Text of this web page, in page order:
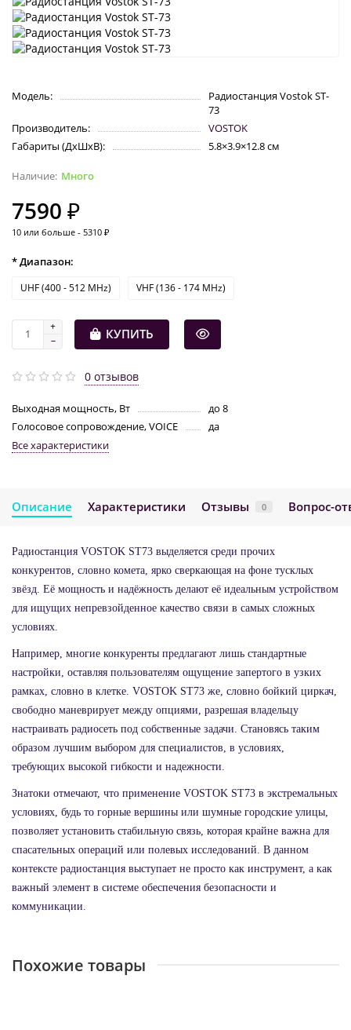
Модель:
Радиостанция Vostok ST-
73
Производитель:
VOSTOK
Габариты (ДхШхВ):
5.8×3.9×12.8 см
Много
7590 ₽
10 или больше - 5310 ₽
* Диапазон:
UHF (400 - 512 MHz) VHF (136 - 174 MHz)
КУПИТЬ
0 отзывов
Выходная мощность, Вт
до 8
Голосовое сопровождение, VOICE
да
Все характеристики
Описание Характеристики Отзывы 0 Вопрос-
Радиостанция VOSTOK ST73 выделяется среди прочих
конкурентов, словно комета, ярко сверкающая на фоне тусклых
звёзд. Её мощность и надёжность делают её идеальным устройством
для ищущих непревзойденное качество связи в самых сложных
условиях.
Например, многие конкуренты предлагают лишь стандартные
настройки, оставляя пользователям ощущение запертого в узких
рамках, словно в клетке. VOSTOK ST73 же, словно бойкий циркач,
свободно маневрирует между опциями, разрешая владельцу
настраивать радиосеть под собственные задачи. Становясь таким
образом лучшим выбором для специалистов, в условиях,
требующих высокой гибкости и надежности.
Знатоки отмечают, что применение VOSTOK ST73 в экстремальных
условиях, будь то горные вершины или шумные городские улицы,
позволяет установить стабильную связь, которая крайне важна для
спасательных операций или полевых исследований. В данном
контексте радиостанция выступает не просто как инструмент, а как
важный элемент в системе обеспечения безопасности и
коммуникации.
Похожие товары